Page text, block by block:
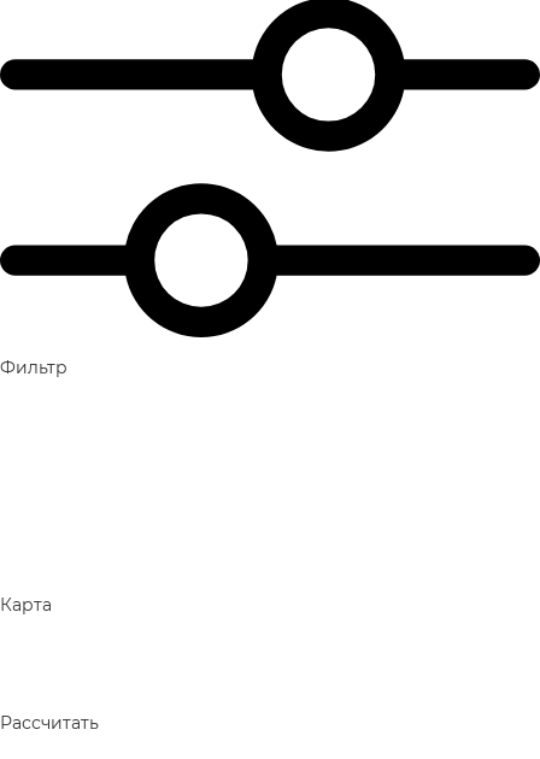
Фильтр
Карта
Рассчитать